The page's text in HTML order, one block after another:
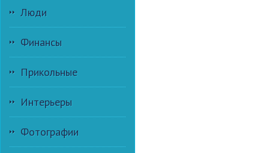
Люди
Финансы
Прикольные
Интерьеры
Фотографии